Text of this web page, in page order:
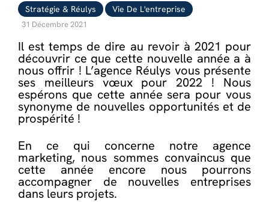
Stratégie & Réulys Vie De L'entreprise
31 Décembre 2021
Il est temps de dire au revoir à 2021 pour
découvrir ce que cette nouvelle année a à
nous offrir ! L’agence Réulys vous présente
ses meilleurs vœux pour 2022 ! Nous
espérons que cette année sera pour vous
synonyme de nouvelles opportunités et de
prospérité !
En ce qui concerne notre agence
marketing, nous sommes convaincus que
cette année encore nous pourrons
accompagner de nouvelles entreprises
dans leurs projets.